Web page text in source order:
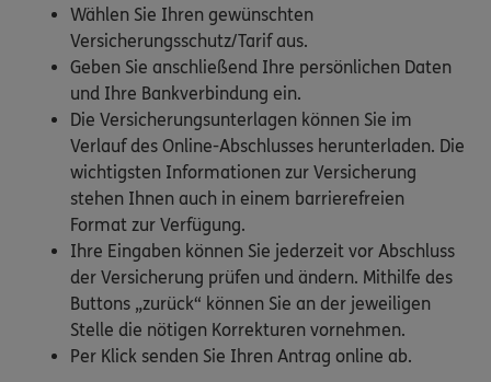
Wählen Sie Ihren gewünschten
Versicherungsschutz/Tarif aus.
Geben Sie anschließend Ihre persönlichen Daten
und Ihre Bankverbindung ein.
Die Versicherungsunterlagen können Sie im
Verlauf des Online-Abschlusses herunterladen. Die
wichtigsten Informationen zur Versicherung
stehen Ihnen auch in einem barrierefreien
Format zur Verfügung.
Ihre Eingaben können Sie jederzeit vor Abschluss
der Versicherung prüfen und ändern. Mithilfe des
Buttons „zurück“ können Sie an der jeweiligen
Stelle die nötigen Korrekturen vornehmen.
Per Klick senden Sie Ihren Antrag online ab.